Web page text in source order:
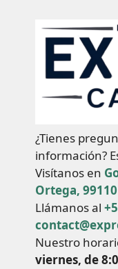
¿Tienes
información?
Visítanos en
Ortega,
Llámanos al
Nuestro
viernes, de